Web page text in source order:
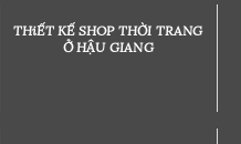
THiẾT KẾ SHOP THỜI TRANG
Ở HẬU GIANG